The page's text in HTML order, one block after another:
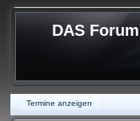
DAS
Termine anzeigen